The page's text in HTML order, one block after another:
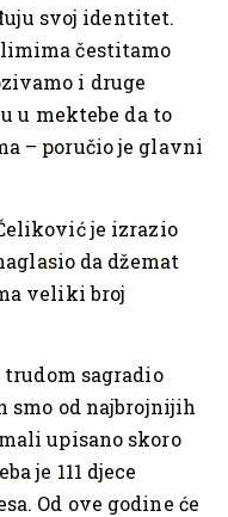
svoj identitet.
čestitamo
i druge
u mektebe da to
– poručio je glavni
je izrazio
da džemat
veliki broj
trudom sagradio
smo od najbrojnijih
upisano skoro
je 111 djece
Od ove godine će